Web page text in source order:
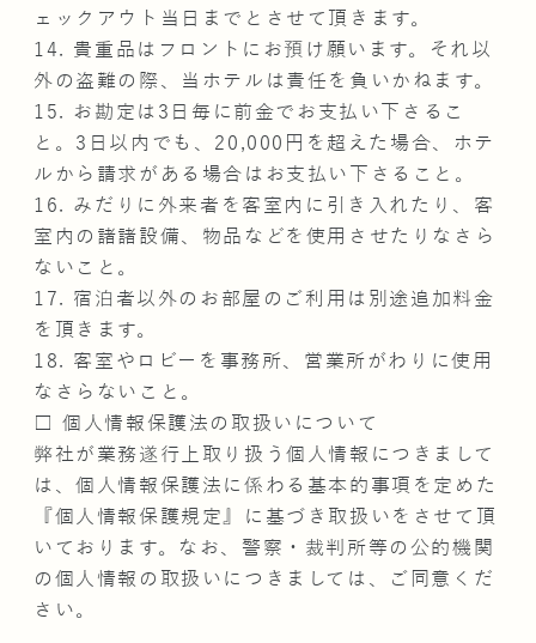
ェックアウト当日までとさせて頂きます。
14. 貴重品はフロントにお預け願います。それ以
外の盗難の際、当ホテルは責任を負いかねます。
15. お勘定は3日毎に前金でお支払い下さるこ
と。3日以内でも、20,000円を超えた場合、ホテ
ルから請求がある場合はお支払い下さること。
16. みだりに外来者を客室内に引き入れたり、客
室内の諸諸設備、物品などを使用させたりなさら
ないこと。
17. 宿泊者以外のお部屋のご利用は別途追加料金
を頂きます。
18. 客室やロビーを事務所、営業所がわりに使用
なさらないこと。
□ 個人情報保護法の取扱いについて
弊社が業務遂行上取り扱う個人情報につきまして
は、個人情報保護法に係わる基本的事項を定めた
『個人情報保護規定』に基づき取扱いをさせて頂
いております。なお、警察・裁判所等の公的機関
の個人情報の取扱いにつきましては、ご同意くだ
さい。